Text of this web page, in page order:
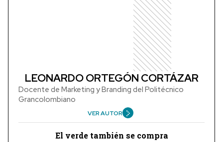
LEONARDO ORTEGÓN CORTÁZAR
Docente de Marketing y Branding del Politécnico
Grancolombiano
VER AUTOR
El verde también se compra